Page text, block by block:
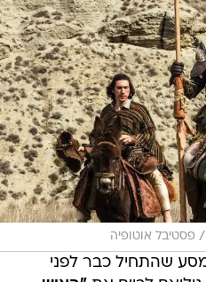
/ פסטיבל אוטופיה
שהתחיל כבר לפני